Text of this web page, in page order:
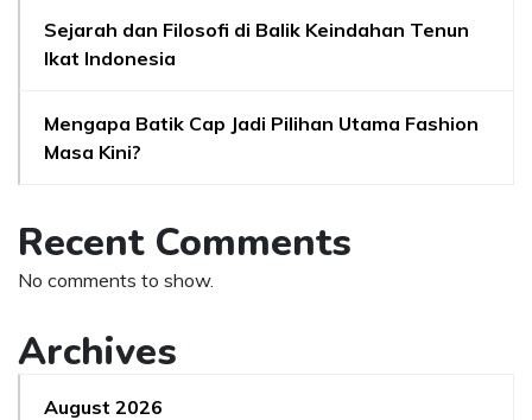
Sejarah dan Filosofi di Balik Keindahan Tenun
Ikat Indonesia
Mengapa Batik Cap Jadi Pilihan Utama Fashion
Masa Kini?
Recent Comments
No comments to show.
Archives
August 2026